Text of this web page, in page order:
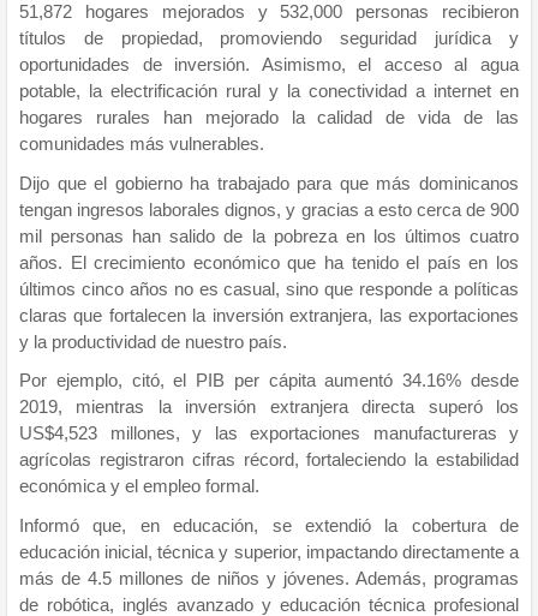
51,872 hogares mejorados y 532,000 personas recibieron
títulos de propiedad, promoviendo seguridad jurídica y
oportunidades de inversión. Asimismo, el acceso al agua
potable, la electrificación rural y la conectividad a internet en
hogares rurales han mejorado la calidad de vida de las
comunidades más vulnerables.
Dijo que el gobierno ha trabajado para que más dominicanos
tengan ingresos laborales dignos, y gracias a esto cerca de 900
mil personas han salido de la pobreza en los últimos cuatro
años. El crecimiento económico que ha tenido el país en los
últimos cinco años no es casual, sino que responde a políticas
claras que fortalecen la inversión extranjera, las exportaciones
y la productividad de nuestro país.
Por ejemplo, citó, el PIB per cápita aumentó 34.16% desde
2019, mientras la inversión extranjera directa superó los
US$4,523 millones, y las exportaciones manufactureras y
agrícolas registraron cifras récord, fortaleciendo la estabilidad
económica y el empleo formal.
Informó que, en educación, se extendió la cobertura de
educación inicial, técnica y superior, impactando directamente a
más de 4.5 millones de niños y jóvenes. Además, programas
de robótica, inglés avanzado y educación técnica profesional